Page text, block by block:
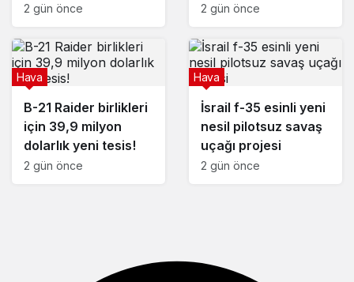
2 gün önce 2 gün önce
B-21 Raider birlikleri
için 39,9 milyon
dolarlık yeni tesis!
Hava
2 gün önce
İsrail f-35 esinli yeni
nesil pilotsuz savaş
uçağı projesi
Hava
2 gün önce